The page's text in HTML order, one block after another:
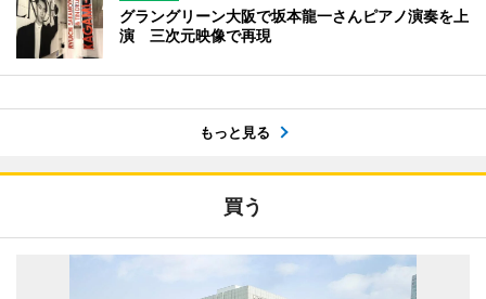
グラングリーン大阪で坂本龍一さんピアノ演奏を上
演 三次元映像で再現
もっと見る
買う